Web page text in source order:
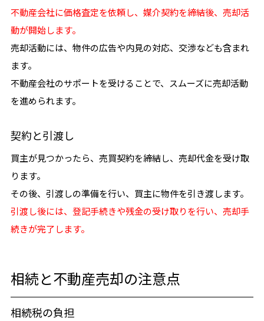
不動産会社に価格査定を依頼し、媒介契約を締結後、売却活
動が開始します。
売却活動には、物件の広告や内見の対応、交渉なども含まれ
ます。
不動産会社のサポートを受けることで、スムーズに売却活動
を進められます。
契約と引渡し
買主が見つかったら、売買契約を締結し、売却代金を受け取
ります。
その後、引渡しの準備を行い、買主に物件を引き渡します。
引渡し後には、登記手続きや残金の受け取りを行い、売却手
続きが完了します。
相続と不動産売却の注意点
相続税の負担